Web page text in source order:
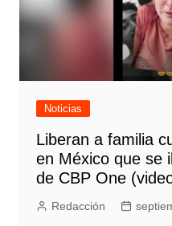
Noticias
Liberan a familia
en México que se
de CBP One
Redacción